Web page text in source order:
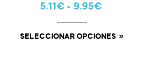
5.11€- 9.95€
SELECCIONAR OPCIONES